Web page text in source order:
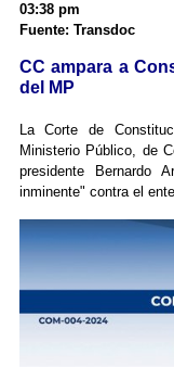
03:38 pm
Fuente: Transdoc
CC ampara a
del MP
La Corte de
Ministerio Público, de
presidente Bernardo
inminente" contra el